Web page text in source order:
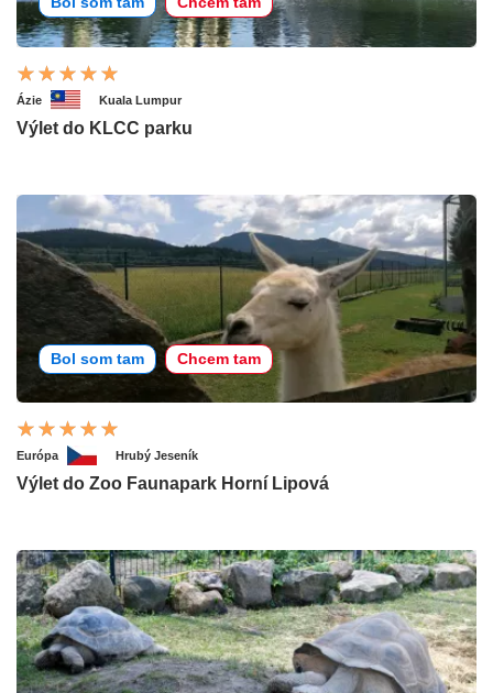
Ázie Kuala Lumpur
Výlet do KLCC parku
Bol som tam Chcem tam
Európa Hrubý Jeseník
Výlet do Zoo Faunapark Horní Lipová